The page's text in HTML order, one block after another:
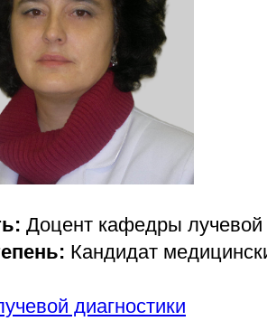
Доцент кафедры лучевой
Кандидат
диагностики